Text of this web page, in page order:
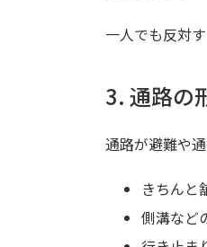
一人でも反対
3. 通路の
通路が避難や
きちんと
側溝など